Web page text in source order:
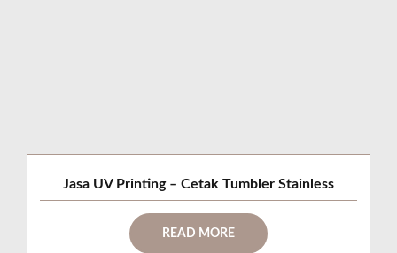
Jasa UV Printing – Cetak Tumbler Stainless
READ MORE